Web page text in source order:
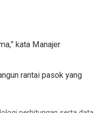
kata Manajer
rantai pasok yang